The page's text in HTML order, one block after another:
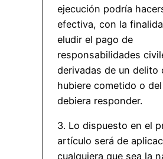
ejecución podría
efectiva, con la
eludir el pago de
responsabilidades
derivadas de un delito
hubiere cometido o
debiera responder.
3. Lo dispuesto en el
artículo será de
cualquiera que sea la